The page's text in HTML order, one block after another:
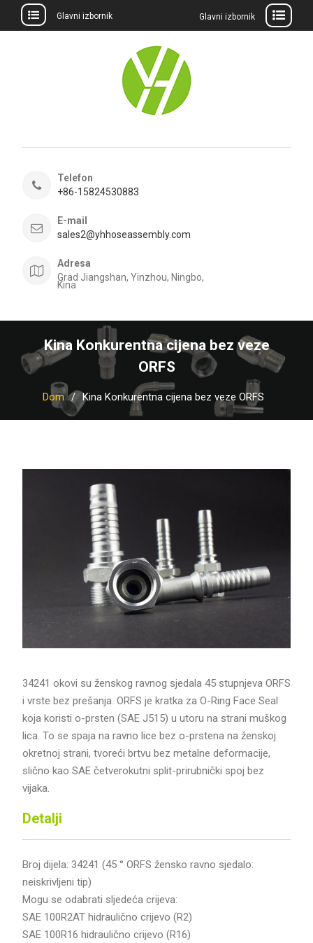
Glavni izbornik Glavni izbornik
Telefon
+86-15824530883
E-mail
sales2@yhhoseassembly.com
Adresa
Grad Jiangshan, Yinzhou, Ningbo,
Kina
Kina Konkurentna cijena bez veze
ORFS
Dom Kina Konkurentna cijena bez veze ORFS
34241 okovi su ženskog ravnog sjedala 45 stupnjeva ORFS
i vrste bez prešanja. ORFS je kratka za O-Ring Face Seal
koja koristi o-prsten (SAE J515) u utoru na strani muškog
lica. To se spaja na ravno lice bez o-prstena na ženskoj
okretnoj strani, tvoreći brtvu bez metalne deformacije,
slično kao SAE četverokutni split-prirubnički spoj bez
vijaka.
Detalji
Broj dijela: 34241 (45 ° ORFS žensko ravno sjedalo:
neiskrivljeni tip)
Mogu se odabrati sljedeća crijeva:
SAE 100R2AT hidraulično crijevo (R2)
SAE 100R16 hidraulično crijevo (R16)